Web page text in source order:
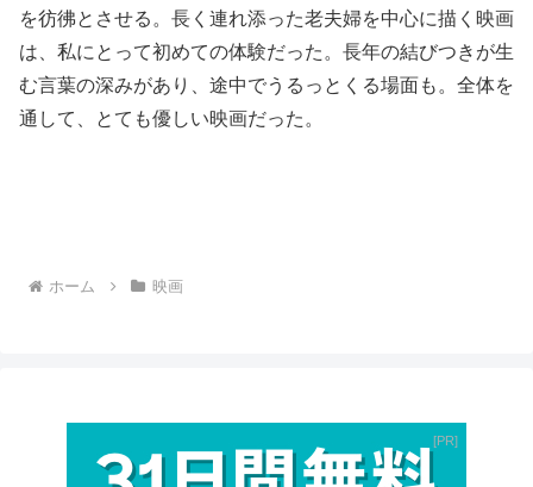
を彷彿とさせる。長く連れ添った老夫婦を中心に描く映画
は、私にとって初めての体験だった。長年の結びつきが生
む言葉の深みがあり、途中でうるっとくる場面も。全体を
通して、とても優しい映画だった。
ホーム 映画
PR